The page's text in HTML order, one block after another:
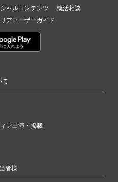
ャルコンテンツ
就活相談
アユーザーガイド
て
ア出演・掲載
者様